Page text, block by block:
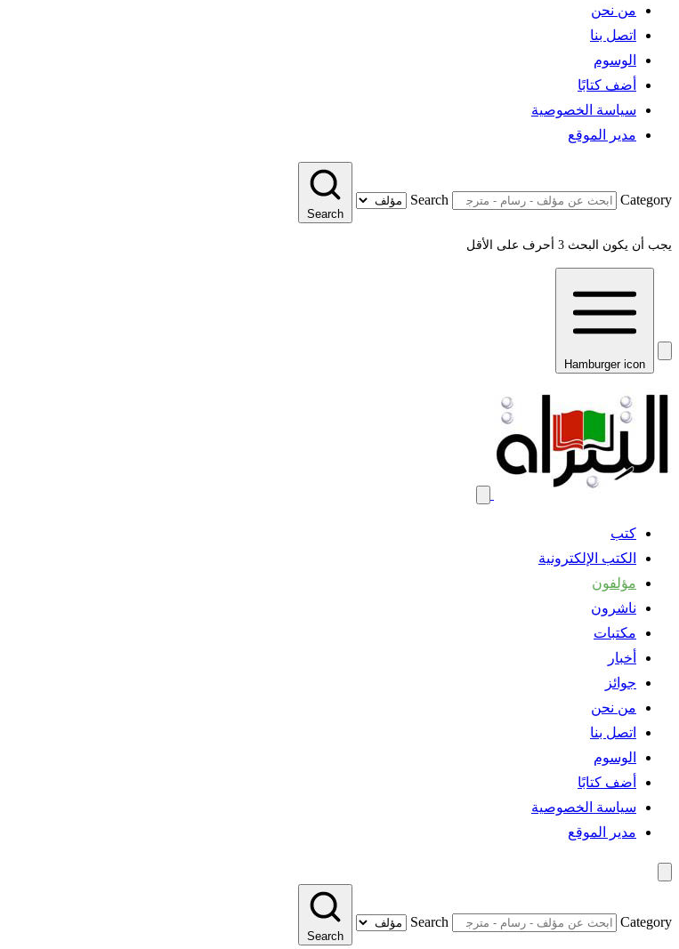
من نحن
اتصل بنا
الوسوم
أضف كتابًا
سياسة الخصوصية
مدير الموقع
Search Category
Search
يجب أن يكون البحث 3 أحرف على الأقل
Hamburger icon
كتب
الكتب الإلكترونية
مؤلفون
ناشرون
مكتبات
أخبار
جوائز
من نحن
اتصل بنا
الوسوم
أضف كتابًا
سياسة الخصوصية
مدير الموقع
Search Category
Search